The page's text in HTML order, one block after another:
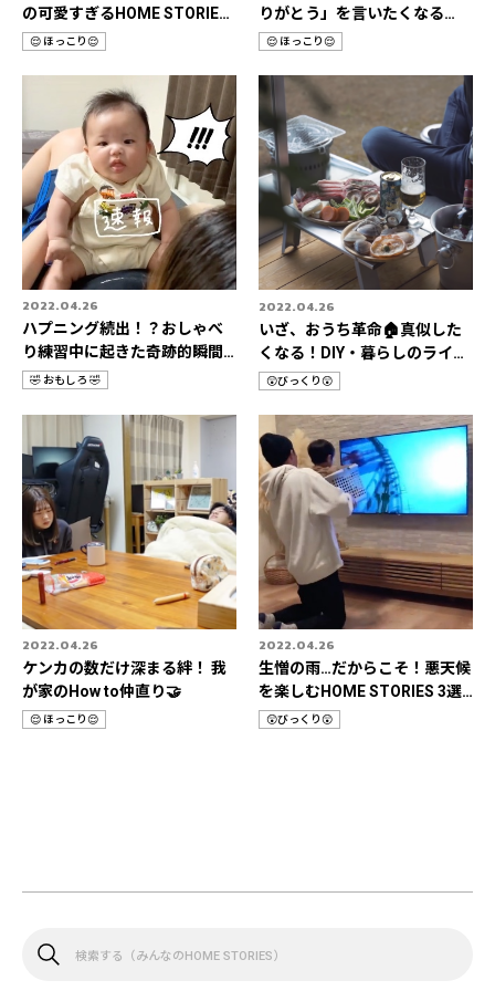
の可愛すぎるHOME STORIES
📹
カ
テ
😌 ほっこり😌
りがとう」を言いたくなる
HOME STORIES 3選
カ
テ
ゴ
リ
😌 ほっこり😌
2022.04.26
ハプニング続出！？おしゃべ
り練習中に起きた奇跡的瞬間3
選📹
カ
テ
リ
🤣 おもしろ 🤣
2022.04.26
いざ、おうち革命🏠真似した
くなる！DIY・暮らしのライフ
ハック📹
カ
テ
ゴ
リ
😲びっくり😲
2022.04.26
ケンカの数だけ深まる絆！ 我
が家のHow to仲直り🤝
カ😌 ほっこり😌
2022.04.26
生憎の雨…だからこそ！悪天候
を楽しむHOME STORIES 3選
📹
カ😲びっくり😲